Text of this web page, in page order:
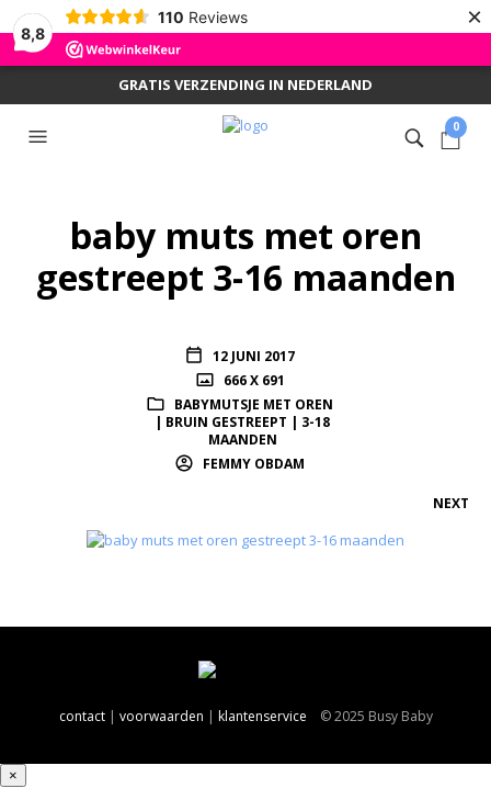
8,8
110 Reviews ×
GRATIS VERZENDING IN NEDERLAND
0
baby muts met oren
gestreept 3-16 maanden
12 JUNI 2017
666 X 691
BABYMUTSJE MET OREN
| BRUIN GESTREEPT | 3-18
MAANDEN
FEMMY OBDAM
NEXT
contact| voorwaarden | klantenservice © 2025 Busy Baby
×